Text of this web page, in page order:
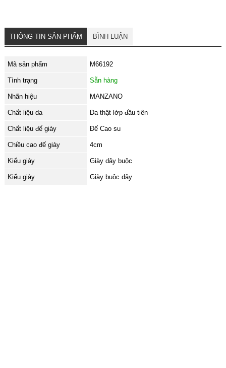
THÔNG TIN SẢN PHẨM BÌNH LUẬN
Mã sản phẩm M66192
Tình trạng Sẵn hàng
Nhãn hiệu MANZANO
Chất liệu da Da thật lớp đầu tiên
Chất liệu đế giày Đế Cao su
Chiều cao đế giày 4cm
Kiểu giày Giày dây buộc
Kiểu giày Giày buộc dây